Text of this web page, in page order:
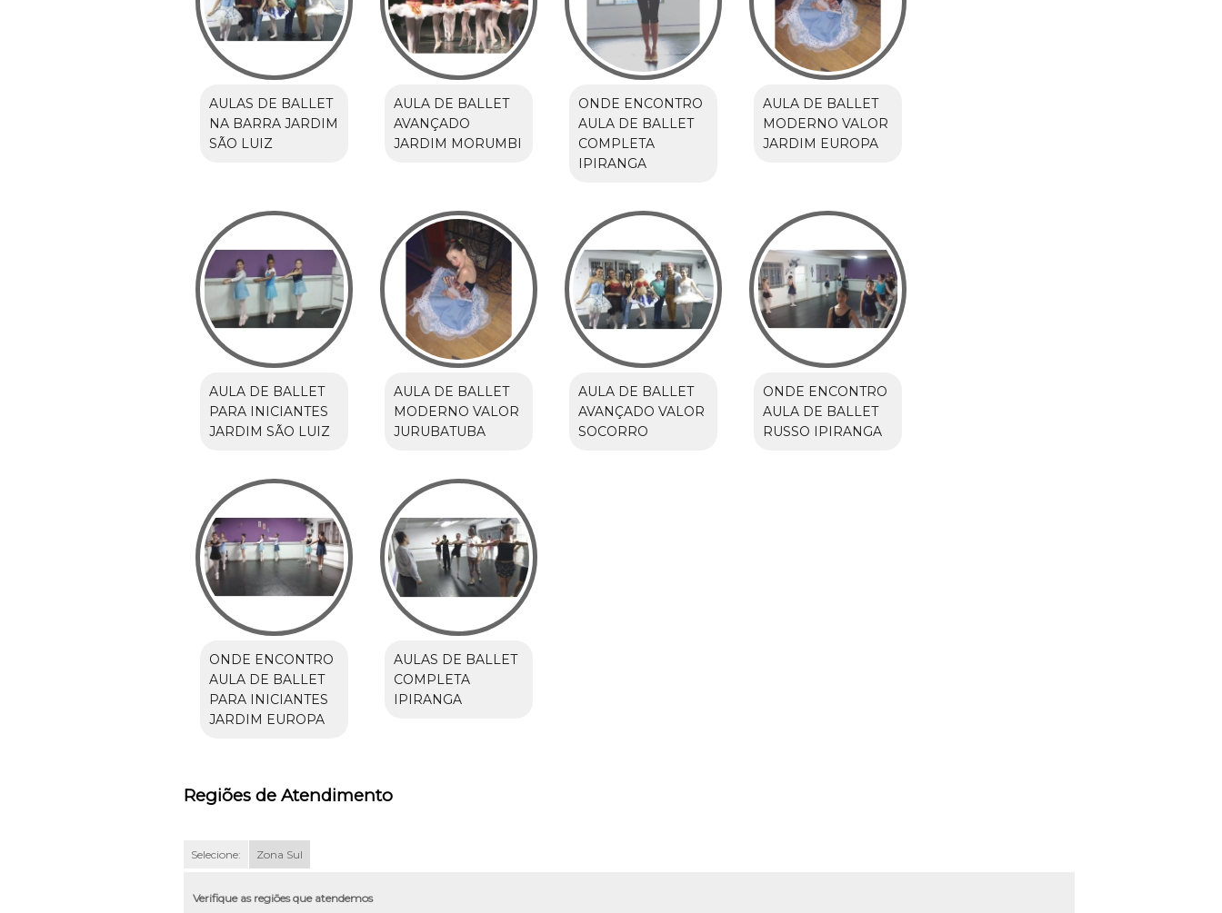
AULAS DE BALLET
NA BARRA JARDIM
SÃO LUIZ
AULA DE BALLET
AVANÇADO
JARDIM MORUMBI
ONDE ENCONTRO
AULA DE BALLET
COMPLETA
IPIRANGA
AULA DE BALLET
MODERNO VALOR
JARDIM EUROPA
AULA DE BALLET
PARA INICIANTES
JARDIM SÃO LUIZ
AULA DE BALLET
MODERNO VALOR
JURUBATUBA
AULA DE BALLET
AVANÇADO VALOR
SOCORRO
ONDE ENCONTRO
AULA DE BALLET
RUSSO IPIRANGA
ONDE ENCONTRO
AULA DE BALLET
PARA INICIANTES
JARDIM EUROPA
AULAS DE BALLET
COMPLETA
IPIRANGA
Regiões de Atendimento
Selecione: Zona Sul
Verifique as regiões que atendemos